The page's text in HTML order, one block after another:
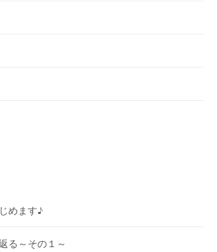
めます♪
る～その１～